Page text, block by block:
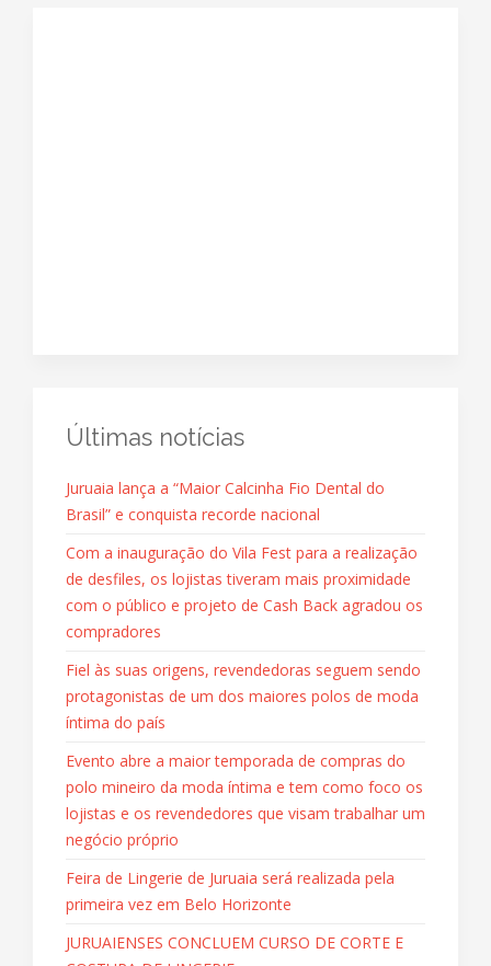
Últimas notícias
Juruaia lança a “Maior Calcinha Fio Dental do
Brasil” e conquista recorde nacional
Com a inauguração do Vila Fest para a realização
de desfiles, os lojistas tiveram mais proximidade
com o público e projeto de Cash Back agradou os
compradores
Fiel às suas origens, revendedoras seguem sendo
protagonistas de um dos maiores polos de moda
íntima do país
Evento abre a maior temporada de compras do
polo mineiro da moda íntima e tem como foco os
lojistas e os revendedores que visam trabalhar um
negócio próprio
Feira de Lingerie de Juruaia será realizada pela
primeira vez em Belo Horizonte
JURUAIENSES CONCLUEM CURSO DE CORTE E